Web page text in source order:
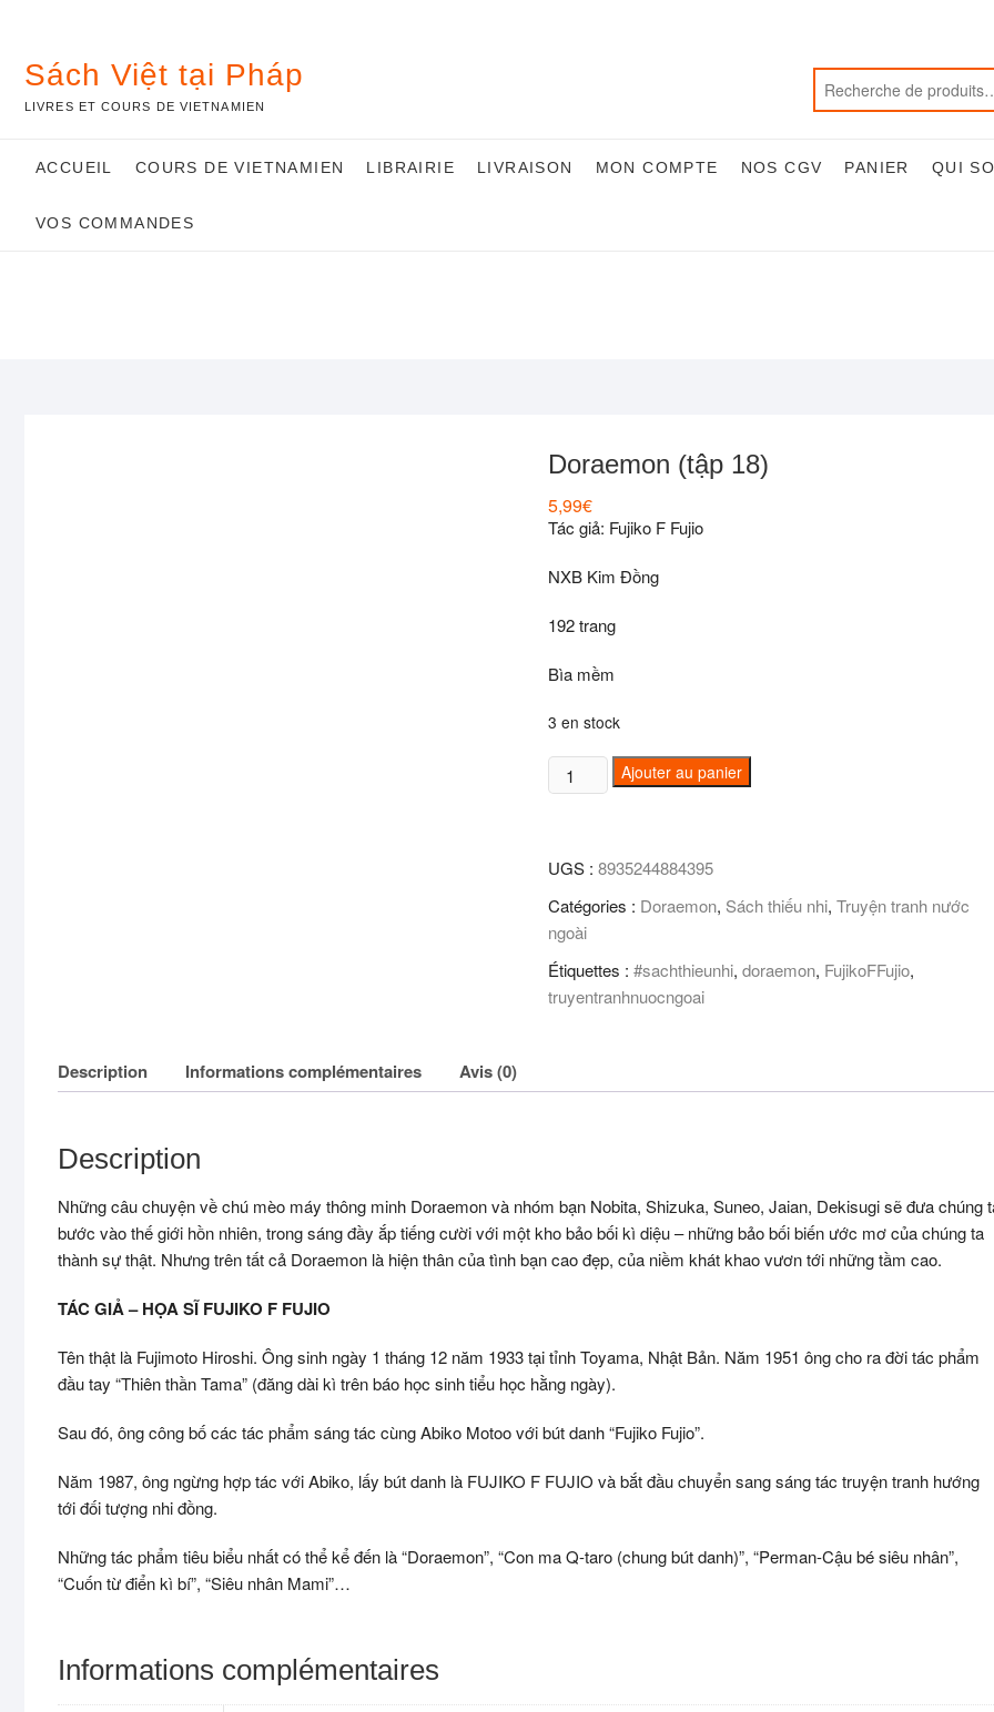
contentSách Việt tại Pháp
LIVRES ET COURS DE VIETNAMIEN
ACCUEIL COURS DE VIETNAMIEN LIBRAIRIE LIVRAISON MON COMPTE NOS CGV PANIER QUI
VOS COMMANDES
Doraemon (tập 18)
5,99€
Tác giả: Fujiko F Fujio
NXB Kim Đồng
192 trang
Bìa mềm
3 en stock
quantité
de
18)
Ajouter au panier
UGS : 8935244884395
Catégories : Doraemon, Sách thiếu nhi, Truyện tranh nước
ngoài
Étiquettes : #sachthieunhi, doraemon, FujikoFFujio,
truyentranhnuocngoai
Description Informations complémentaires Avis (0)
Description
Những câu chuyện về chú mèo máy thông minh Doraemon và nhóm bạn Nobita, Shizuka, Suneo, Jaian, Dekisugi sẽ đưa chúng
bước vào thế giới hồn nhiên, trong sáng đầy ắp tiếng cười với một kho bảo bối kì diệu – những bảo bối biến ước mơ của chúng ta
thành sự thật. Nhưng trên tất cả Doraemon là hiện thân của tình bạn cao đẹp, của niềm khát khao vươn tới những tầm cao.
TÁC GIẢ – HỌA SĨ FUJIKO F FUJIO
Tên thật là Fujimoto Hiroshi. Ông sinh ngày 1 tháng 12 năm 1933 tại tỉnh Toyama, Nhật Bản. Năm 1951 ông cho ra đời tác phẩm
đầu tay “Thiên thần Tama” (đăng dài kì trên báo học sinh tiểu học hằng ngày).
Sau đó, ông công bố các tác phẩm sáng tác cùng Abiko Motoo với bút danh “Fujiko Fujio”.
Năm 1987, ông ngừng hợp tác với Abiko, lấy bút danh là FUJIKO F FUJIO và bắt đầu chuyển sang sáng tác truyện tranh hướng
tới đối tượng nhi đồng.
Những tác phẩm tiêu biểu nhất có thể kể đến là “Doraemon”, “Con ma Q-taro (chung bút danh)”, “Perman-Cậu bé siêu nhân”,
“Cuốn từ điển kì bí”, “Siêu nhân Mami”…
Informations complémentaires